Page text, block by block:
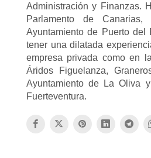
Administración y Finanzas.
Parlamento de
Ayuntamiento de Puerto del
tener una dilatada
empresa privada como en
Áridos Figuelanza,
Ayuntamiento de La Oliva
Fuerteventura.